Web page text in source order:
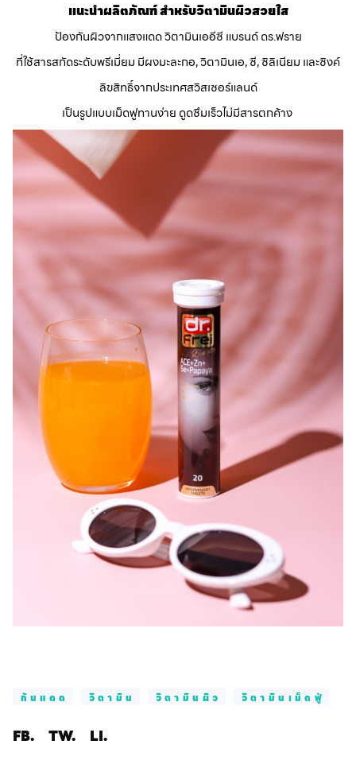
แนะนำผลิตภัณฑ์ สำหรับวิตามินผิวสวยใส
ป้องกันผิวจากแสงแดด วิตามินเออีซี แบรนด์ ดร.ฟราย
ที่ใช้สารสกัดระดับพรีเมี่ยม มีผงมะละกอ, วิตามินเอ, ซี, ซิลิเนียม และซิงค์
ลิขสิทธิ์จากประเทศสวิสเซอร์แลนด์
เป็นรูปแบบเม็ดฟูทานง่าย ดูดซึมเร็วไม่มีสารตกค้าง
กันแดด วิตามิน วิตามินผิว วิตามินเม็ดฟู่
FB. TW. LI.